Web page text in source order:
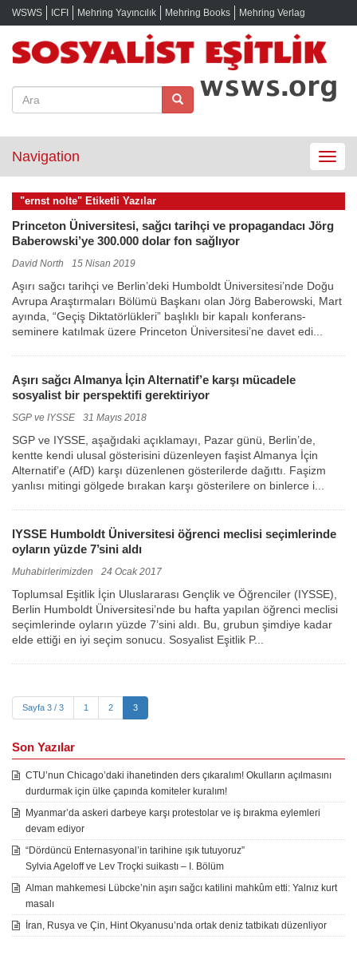
WSWS ICFI Mehring Yayıncılık Mehring Books Mehring Verlag
Toggle
Navigation
"ernst nolte" Etiketli Yazılar
Princeton Üniversitesi, sağcı tarihçi ve propagandacı Jörg
Baberowski’ye 300.000 dolar fon sağlıyor
David North 15 Nisan 2019
Aşırı sağcı tarihçi ve Berlin’deki Humboldt Üniversitesi’nde Doğu
Avrupa Araştırmaları Bölümü Başkanı olan Jörg Baberowski, Mart
ayında, “Geçiş Diktatörlükleri” başlıklı bir kapalı konferans-
seminere katılmak üzere Princeton Üniversitesi’ne davet edi...
Aşırı sağcı Almanya İçin Alternatif’e karşı mücadele
sosyalist bir perspektifi gerektiriyor
SGP ve IYSSE 31 Mayıs 2018
SGP ve IYSSE, aşağıdaki açıklamayı, Pazar günü, Berlin’de,
kentte kendi ulusal gösterisini düzenleyen faşist Almanya İçin
Alternatif’e (AfD) karşı düzenlenen gösterilerde dağıttı. Faşizm
yanlısı mitingi gölgede bırakan karşı gösterilere on binlerce i...
IYSSE Humboldt Üniversitesi öğrenci meclisi seçimlerinde
oyların yüzde 7’sini aldı
Muhabirlerimizden 24 Ocak 2017
Toplumsal Eşitlik İçin Uluslararası Gençlik ve Öğrenciler (IYSSE),
Berlin Humboldt Üniversitesi’nde bu hafta yapılan öğrenci meclisi
seçimlerinde oyların yüzde 7’sini aldı. Bu, grubun şimdiye kadar
elde ettiği en iyi seçim sonucu. Sosyalist Eşitlik P...
Sayfa 3 / 3 1 2 3
Son Yazılar
CTU’nun Chicago’daki ihanetinden ders çıkaralım! Okulların açılmasını
durdurmak için ülke çapında komiteler kuralım!
Myanmar’da askeri darbeye karşı protestolar ve iş bırakma eylemleri
devam ediyor
“Dördüncü Enternasyonal’in tarihine ışık tutuyoruz”
Sylvia Ageloff ve Lev Troçki suikastı – I. Bölüm
Alman mahkemesi Lübcke’nin aşırı sağcı katilini mahkûm etti: Yalnız kurt
masalı
İran, Rusya ve Çin, Hint Okyanusu’nda ortak deniz tatbikatı düzenliyor